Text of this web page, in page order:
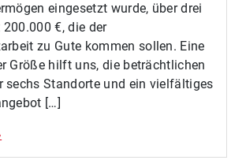
eingesetzt wurde, über drei
€, die der
zu Gute kommen sollen. Eine
Größe hilft uns, die beträchtlichen
sechs Standorte und ein vielfältiges
[…]